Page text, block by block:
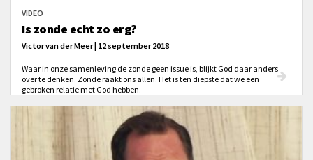
VIDEO
Is zonde echt zo erg?
Victor van der Meer | 12 september 2018
Waar in onze samenleving de zonde geen issue is, blijkt God daar anders
over te denken. Zonde raakt ons allen. Het is ten diepste dat we een
gebroken relatie met God hebben.